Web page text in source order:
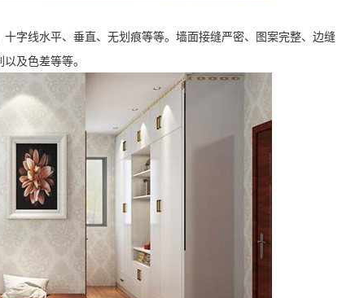
字线水平、垂直、无划痕等等。墙面接缝严密、图案完整、边缝
及色差等等。